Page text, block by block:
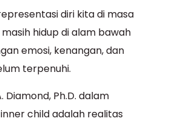
diri kita di masa
hidup di alam bawah
emosi, kenangan, dan
terpenuhi.
Diamond, Ph.D. dalam
child adalah realitas